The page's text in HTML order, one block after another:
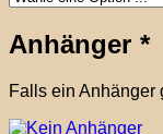
Anhänger *
Falls ein Anhänger